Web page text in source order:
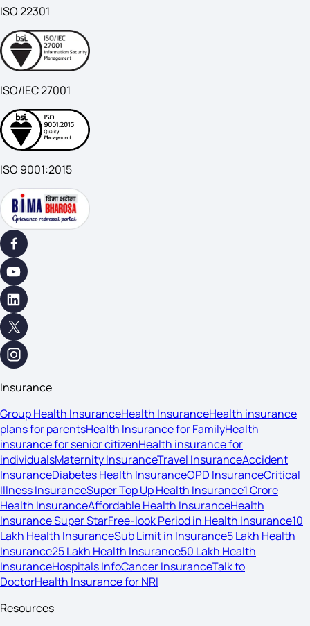
ISO 22301
ISO/IEC 27001
ISO 9001:2015
Insurance
Group Health InsuranceHealth InsuranceHealth insurance
plans for parentsHealth Insurance for FamilyHealth
insurance for senior citizenHealth insurance for
individualsMaternity InsuranceTravel InsuranceAccident
InsuranceDiabetes Health InsuranceOPD InsuranceCritical
Illness InsuranceSuper Top Up Health Insurance1 Crore
Health InsuranceAffordable Health InsuranceHealth
Insurance Super StarFree-look Period in Health Insurance10
Lakh Health InsuranceSub Limit in Insurance5 Lakh Health
Insurance25 Lakh Health Insurance50 Lakh Health
InsuranceHospitals InfoCancer InsuranceTalk to
DoctorHealth Insurance for NRI
Resources